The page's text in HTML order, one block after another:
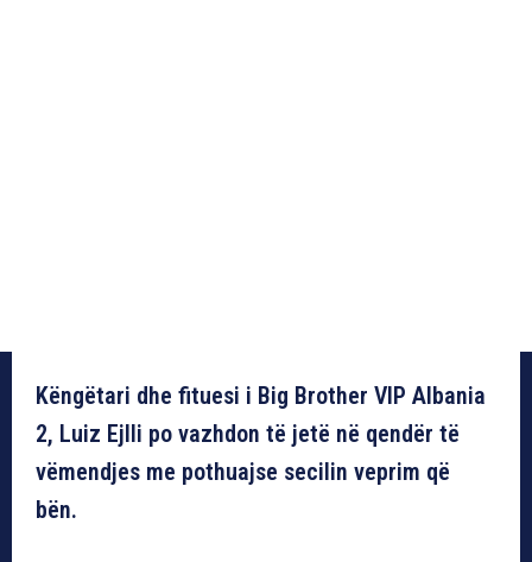
Këngëtari dhe fituesi i Big Brother VIP Albania
2, Luiz Ejlli po vazhdon të jetë në qendër të
vëmendjes me pothuajse secilin veprim që
bën.